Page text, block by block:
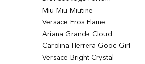
Miu Miu Miutine
Versace Eros Flame
Ariana Grande Cloud
Carolina Herrera Good Girl
Versace Bright Crystal